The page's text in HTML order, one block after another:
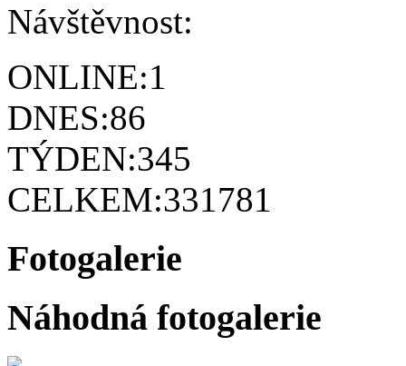
Návštěvnost:
ONLINE:1
DNES:86
TÝDEN:345
CELKEM:331781
Fotogalerie
Náhodná fotogalerie